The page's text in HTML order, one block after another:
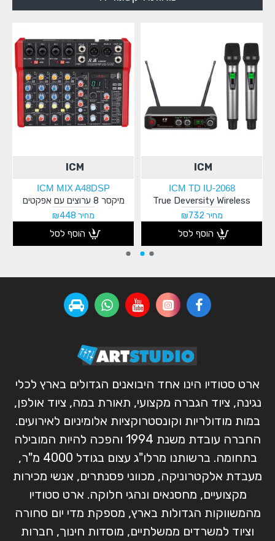
ICM
ICM TD IU-2068
True Deversity Wireless
מחיר ₪732
הוסף לסל
ICM
ICM MIX A48DSP
מיקסר 8 ערוצים עם אפקטים
מחיר ₪448
הוסף לסל
ארט סטודיו הינו אחד היבואנים הגדולים בארץ לכלי
נגינה, ציוד הגברה מקצועי, תאורת במה, ציוד אולפן,
במות מודולריות וקונסטרוקציות אלומיניום לאירועים.
החברה עובדת משנת 1994 והפכה להיות המובילה
בתחומה. ברשותנו מרלו"ג עצום בגודל 4000 מ"ר,
מעבדת אלקטרוניקה, מכווני פסנתרים, אנשי מכירות
מקצועיים, מחסנאים ונהגי חלוקה. ארט סטודיו
מהמשווקות הגדולות בארץ, מספקת מדי יום סחורה
וציוד למשרדים ממשלתיים, מוסדות חינוך, חברות